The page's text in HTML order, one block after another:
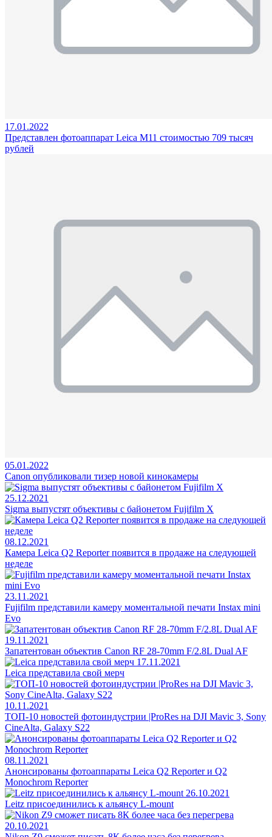
17.01.2022
Представлен фотоаппарат Leica M11 стоимостью 709 тысяч
рублей
05.01.2022
Canon опубликовали тизер новой кинокамеры
25.12.2021
Sigma выпустят объективы с байонетом Fujifilm X
08.12.2021
Камера Leica Q2 Reporter появится в продаже на следующей
неделе
23.11.2021
Fujifilm представили камеру моментальной печати Instax mini
Evo
19.11.2021
Запатентован объектив Canon RF 28-70mm F/2.8L Dual AF
17.11.2021
Leica представила свой мерч
10.11.2021
ТОП-10 новостей фотоиндустрии |ProRes на DJI Mavic 3, Sony
CineAlta, Galaxy S22
08.11.2021
Анонсированы фотоаппараты Leica Q2 Reporter и Q2
Monochrom Reporter
26.10.2021
Leitz присоединились к альянсу L-mount
20.10.2021